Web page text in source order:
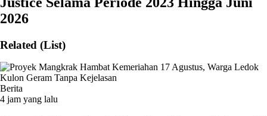
2026
Related (List)
Berita
4 jam yang lalu